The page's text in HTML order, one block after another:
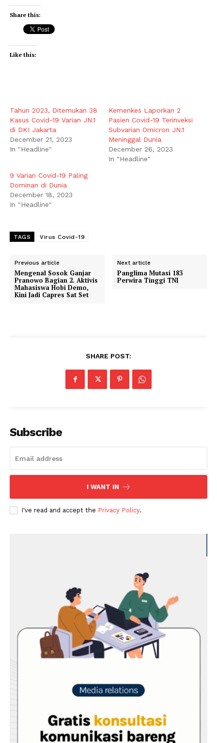
Share this:
Like this:
Tahun 2023, Ditemukan 38
Kasus Covid-19 Varian JN.1
di DKI Jakarta
December 21, 2023
In "Headline"
Kemenkes Laporkan 2
Pasien Covid-19 Terinveksi
Subvarian Omicron JN.1
Meninggal Dunia
December 26, 2023
In "Headline"
9 Varian Covid-19 Paling
Dominan di Dunia
December 18, 2023
In "Headline"
TAGS Virus Covid-19
Previous article
Mengenal Sosok Ganjar
Pranowo Bagian 2. Aktivis
Mahasiswa Hobi Demo,
Kini Jadi Capres Sat Set
Next article
Panglima Mutasi 183
Perwira Tinggi TNI
SHARE POST:
Subscribe
I WANT IN
I've read and accept the Privacy Policy.